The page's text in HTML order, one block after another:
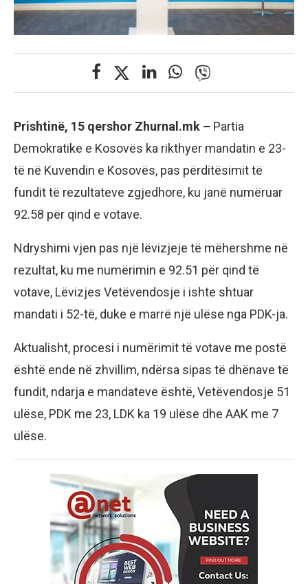
Prishtinë, 15 qershor Zhurnal.mk – Partia
Demokratike e Kosovës ka rikthyer mandatin e 23-
të në Kuvendin e Kosovës, pas përditësimit të
fundit të rezultateve zgjedhore, ku janë numëruar
92.58 për qind e votave.
Ndryshimi vjen pas një lëvizjeje të mëhershme në
rezultat, ku me numërimin e 92.51 për qind të
votave, Lëvizjes Vetëvendosje i ishte shtuar
mandati i 52-të, duke e marrë një ulëse nga PDK-ja.
Aktualisht, procesi i numërimit të votave me postë
është ende në zhvillim, ndërsa sipas të dhënave të
fundit, ndarja e mandateve është, Vetëvendosje 51
ulëse, PDK me 23, LDK ka 19 ulëse dhe AAK me 7
ulëse.